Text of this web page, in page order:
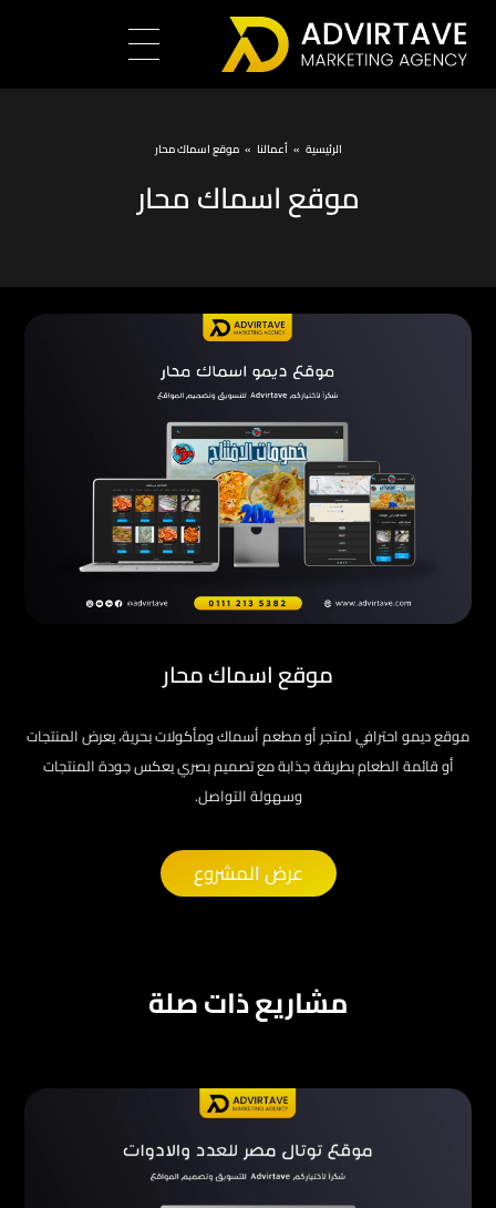
الرئيسية » أعمالنا » موقع اسماك محار
موقع اسماك محار
موقع اسماك محار
موقع ديمو احترافي لمتجر أو مطعم أسماك ومأكولات بحرية، يعرض المنتجات
أو قائمة الطعام بطريقة جذابة مع تصميم بصري يعكس جودة المنتجات
وسهولة التواصل.
عرض المشروع
مشاريع ذات صلة